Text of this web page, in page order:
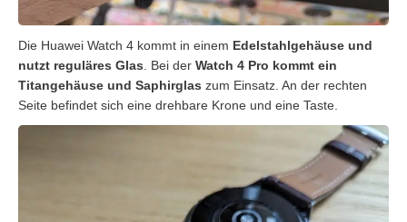
Die Huawei Watch 4 kommt in einem Edelstahlgehäuse und
nutzt reguläres Glas . Bei der Watch 4 Pro kommt ein
Titangehäuse und Saphirglas zum Einsatz. An der rechten
Seite befindet sich eine drehbare Krone und eine Taste.